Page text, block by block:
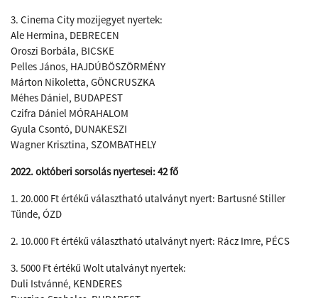
3. Cinema City mozijegyet nyertek:
Ale Hermina, DEBRECEN
Oroszi Borbála, BICSKE
Pelles János, HAJDÚBÖSZÖRMÉNY
Márton Nikoletta, GÖNCRUSZKA
Méhes Dániel, BUDAPEST
Czifra Dániel MÓRAHALOM
Gyula Csontó, DUNAKESZI
​Wagner Krisztina, SZOMBATHELY
2022. októberi sorsolás nyertesei: 42 fő
1. 20.000 Ft értékű választható utalványt nyert: Bartusné Stiller
Tünde, ÓZD
2. 10.000 Ft értékű választható utalványt nyert: Rácz Imre, PÉCS
3. 5000 Ft értékű Wolt utalványt nyertek:
Duli Istvánné, KENDERES